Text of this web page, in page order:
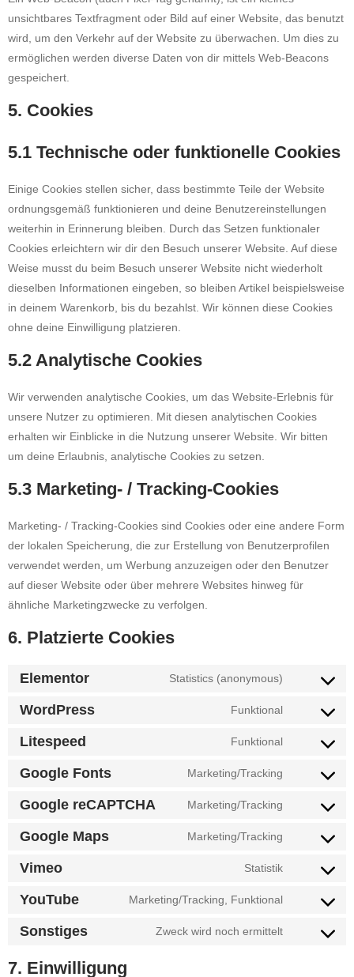
unsichtbares Textfragment oder Bild auf einer Website, das benutzt
wird, um den Verkehr auf der Website zu überwachen. Um dies zu
ermöglichen werden diverse Daten von dir mittels Web-Beacons
gespeichert.
5. Cookies
5.1 Technische oder funktionelle Cookies
Einige Cookies stellen sicher, dass bestimmte Teile der Website
ordnungsgemäß funktionieren und deine Benutzereinstellungen
weiterhin in Erinnerung bleiben. Durch das Setzen funktionaler
Cookies erleichtern wir dir den Besuch unserer Website. Auf diese
Weise musst du beim Besuch unserer Website nicht wiederholt
dieselben Informationen eingeben, so bleiben Artikel beispielsweise
in deinem Warenkorb, bis du bezahlst. Wir können diese Cookies
ohne deine Einwilligung platzieren.
5.2 Analytische Cookies
Wir verwenden analytische Cookies, um das Website-Erlebnis für
unsere Nutzer zu optimieren. Mit diesen analytischen Cookies
erhalten wir Einblicke in die Nutzung unserer Website. Wir bitten
um deine Erlaubnis, analytische Cookies zu setzen.
5.3 Marketing- / Tracking-Cookies
Marketing- / Tracking-Cookies sind Cookies oder eine andere Form
der lokalen Speicherung, die zur Erstellung von Benutzerprofilen
verwendet werden, um Werbung anzuzeigen oder den Benutzer
auf dieser Website oder über mehrere Websites hinweg für
ähnliche Marketingzwecke zu verfolgen.
6. Platzierte Cookies
Elementor Statistics (anonymous)
WordPress Funktional
Litespeed Funktional
Google Fonts Marketing/Tracking
Google reCAPTCHA Marketing/Tracking
Google Maps Marketing/Tracking
Vimeo Statistik
YouTube Marketing/Tracking, Funktional
Sonstiges Zweck wird noch ermittelt
7. Einwilligung